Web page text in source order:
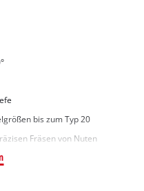
bis zum Typ 20
Fräsen von Nuten